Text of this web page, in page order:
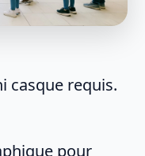
casque requis.
pour